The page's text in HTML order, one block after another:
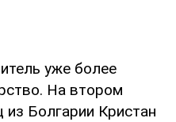
уже более
На втором
из Болгарии Кристан